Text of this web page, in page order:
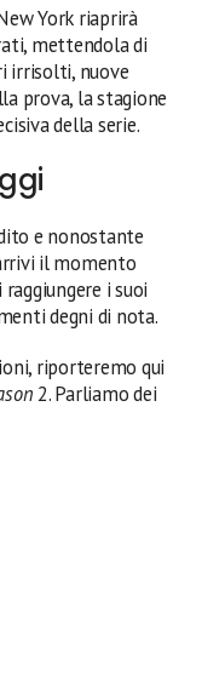
York riaprirà
mettendola di
irrisolti, nuove
prova, la stagione
della serie.
e nonostante
il momento
raggiungere i suoi
degni di nota.
riporteremo qui
2. Parliamo dei